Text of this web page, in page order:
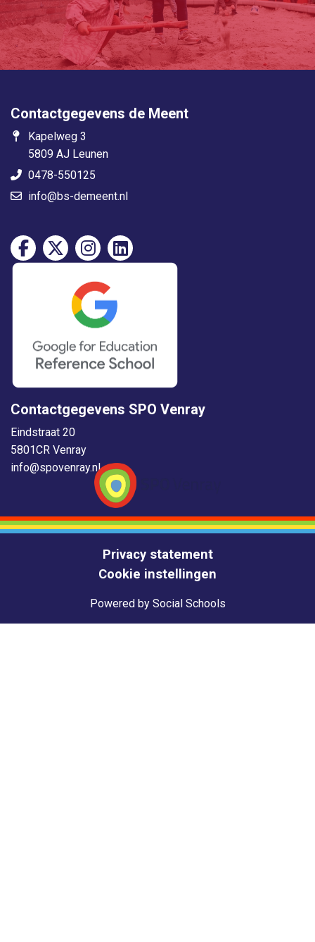
Contactgegevens de Meent
Kapelweg 3
5809 AJ Leunen
0478-550125
info@bs-demeent.nl
Contactgegevens SPO Venray
Eindstraat 20
5801CR Venray
info@spovenray.nl
Privacy statement
Cookie instellingen
Powered by Social Schools